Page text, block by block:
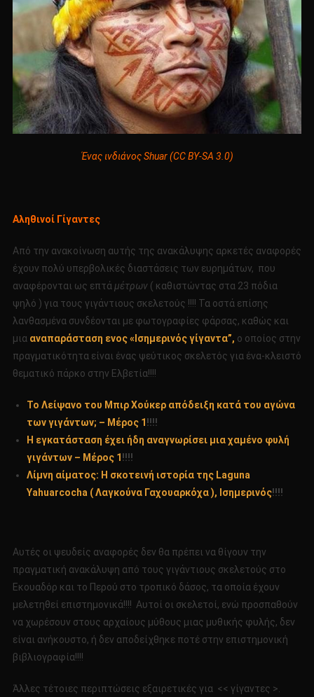
Ένας ινδιάνος Shuar (CC BY-SA 3.0)
Αληθινοί Γίγαντες
Από την ανακοίνωση αυτής της ανακάλυψης αρκετές αναφορές
έχουν πολύ υπερβολικές διαστάσεις των ευρημάτων, που
αναφέρονται ως επτά μέτρων( καθιστώντας στα 23 πόδια
ψηλό ) για τους γιγάντιους σκελετούς !!!! Τα οστά επίσης
λανθασμένα συνδέονται με φωτογραφίες φάρσας, καθώς και
μια αναπαράσταση ενος «Ισημερινός γίγαντα”, ο οποίος στην
πραγματικότητα είναι ένας ψεύτικος σκελετός για ένα-κλειστό
θεματικό πάρκο στην Ελβετία!!!!
Το Λείψανο του Μπιρ Χούκερ απόδειξη κατά του αγώνα
των γιγάντων; – Μέρος 1!!!!
Η εγκατάσταση έχει ήδη αναγνωρίσει μια χαμένο φυλή
γιγάντων – Μέρος 1!!!!
Λίμνη αίματος: Η σκοτεινή ιστορία της Laguna
Yahuarcocha ( Λαγκούνα Γαχουαρκόχα ), Ισημερινός!!!!
Αυτές οι ψευδείς αναφορές δεν θα πρέπει να θίγουν την
πραγματική ανακάλυψη από τους γιγάντιους σκελετούς στο
Εκουαδόρ και το Περού στο τροπικό δάσος, τα οποία έχουν
μελετηθεί επιστημονικά!!!! Αυτοί οι σκελετοί, ενώ προσπαθούν
να χωρέσουν στους αρχαίους μύθους μιας μυθικής φυλής, δεν
είναι ανήκουστο, ή δεν αποδείχθηκε ποτέ στην επιστημονική
βιβλιογραφία!!!!
Άλλες τέτοιες περιπτώσεις εξαιρετικές για << γίγαντες >.